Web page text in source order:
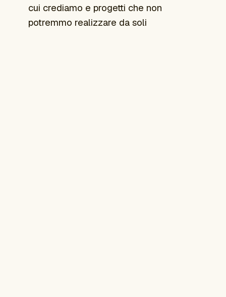
cui crediamo e progetti che non
potremmo realizzare da soli